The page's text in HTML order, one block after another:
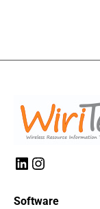
LinkedIn Instagram
Software